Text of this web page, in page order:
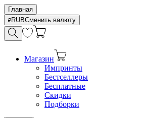
Главная
RUBСменить валюту
Магазин
Импринты
Бестселлеры
Бесплатные
Скидки
Подборки